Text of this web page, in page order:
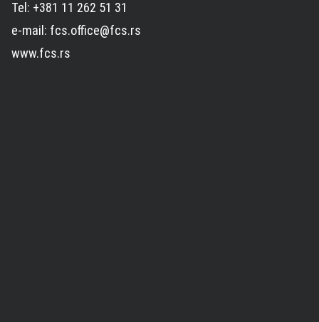
Tel: +381 11 262 51 31
e-mail: fcs.office@fcs.rs
www.fcs.rs